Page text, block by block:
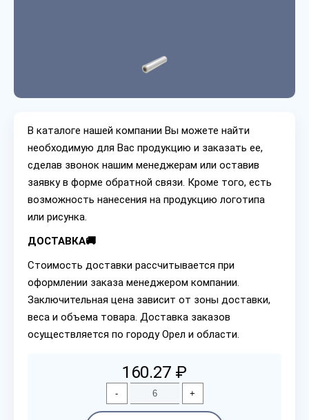
В каталоге нашей компании Вы можете найти
необходимую для Вас продукцию и заказать ее,
сделав звонок нашим менеджерам или оставив
заявку в форме обратной связи. Кроме того, есть
возможность нанесения на продукцию логотипа
или рисунка.
ДОСТАВКА🚚
Стоимость доставки рассчитывается при
оформлении заказа менеджером компании.
Заключительная цена зависит от зоны доставки,
веса и объема товара. Доставка заказов
осуществляется по городу Орел и области.
160.27 ₽
- +